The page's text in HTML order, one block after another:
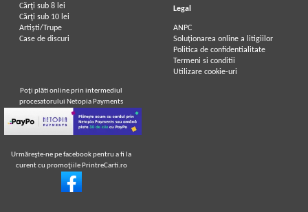
Cărţi sub 8 lei
Cărţi sub 10 lei
Artiști/Trupe
Case de discuri
Legal
ANPC
Soluționarea online a litigiilor
Politica de confidentialitate
Termeni si conditii
Utilizare cookie-uri
Poţi plăti online prin intermediul
procesatorului Netopia Payments
Urmăreşte-ne pe facebook pentru a fi la
curent cu promoţiile PrintreCarti.ro